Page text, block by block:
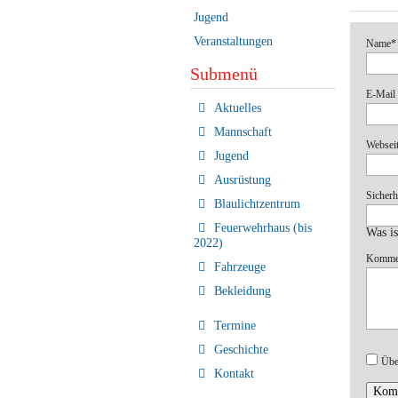
Name*
E-Mail
Was
Jugend
Veranstaltungen
Submenü
Navigation
Aktuelles
Mannschaft
Jugend
Ausrüstung
Blaulichtzentrum
Feuerwehrhaus (bis
2022)
Fahrzeuge
Bekleidung
Termine
Geschichte
Kontakt